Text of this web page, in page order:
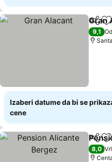
Deli
Gran
9,1
Izaberi datume da bi se
cene
Deli
8,0